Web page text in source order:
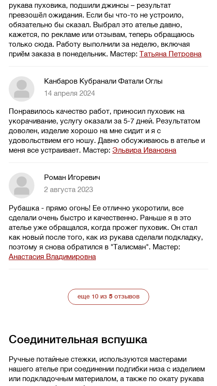
рукава пуховика, подшили джинсы – результат
превзошёл ожидания. Если бы что-то не устроило,
обязательно бы сказал. Выбрал это ателье давно,
кажется, по рекламе или отзывам, теперь обращаюсь
только сюда. Работу выполнили за неделю, включая
приём заказа в понедельник. Мастер: Татьяна Петровна
Канбаров Кубранали Фатали Оглы
14 апреля 2024
Понравилось качество работ, приносил пуховик на
укорачивание, услугу оказали за 5-7 дней. Результатом
доволен, изделие хорошо на мне сидит и я с
удовольствием его ношу. Давно обсуживаюсь в ателье и
меня все устраивает. Мастер: Эльвира Ивановна
Роман Игоревич
2 августа 2023
Рубашка - прямо огонь! Ее отлично укоротили, все
сделали очень быстро и качественно. Раньше я в это
ателье уже обращался, когда прожег пуховик. Он стал
как новый после того, как из рукава сделали подкладку,
поэтому я снова обратился в "Талисман". Мастер:
Анастасия Владимировна
еще 10 из 5 отзывов
Соединительная вспушка
Ручные потайные стежки, используются мастерами
нашего ателье при соединении подгибки низа с изделием
или подкладочным материалом, а также по окату рукава